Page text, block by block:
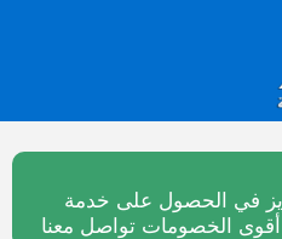
في الحصول على خدمة
الخصومات تواصل معنا